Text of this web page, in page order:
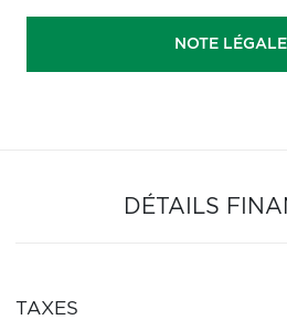
NOTE LÉGALE
DÉTAILS
TAXES